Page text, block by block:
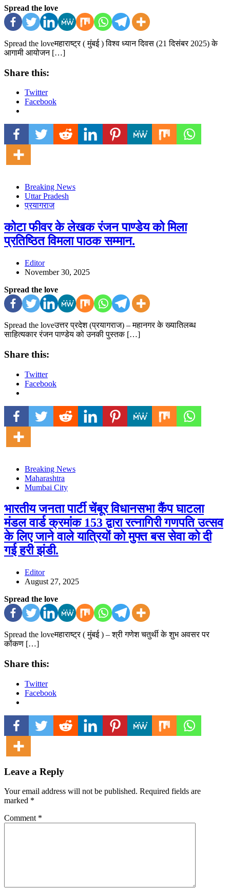
Spread the love
Spread the loveमहाराष्ट्र ( मुंबई ) विश्व ध्यान दिवस (21 दिसंबर 2025) के
आगामी आयोजन […]
Share this:
Twitter
Facebook
Breaking News
Uttar Pradesh
प्रयागराज
कोटा फीवर के लेखक रंजन पाण्डेय को मिला
प्रतिष्ठित विमला पाठक सम्मान.
Editor
November 30, 2025
Spread the love
Spread the loveउत्तर प्रदेश (प्रयागराज) – महानगर के ख्यातिलब्ध
साहित्यकार रंजन पाण्डेय को उनकी पुस्तक […]
Share this:
Twitter
Facebook
Breaking News
Maharashtra
Mumbai City
भारतीय जनता पार्टी चेंबूर विधानसभा कैंप घाटला
मंडल वार्ड क्रमांक 153 द्वारा रत्नागिरी गणपति उत्सव
के लिए जाने वाले यात्रियों को मुफ्त बस सेवा को दी
गई हरी झंडी.
Editor
August 27, 2025
Spread the love
Spread the loveमहाराष्ट्र ( मुंबई ) – श्री गणेश चतुर्थी के शुभ अवसर पर
कोंकण […]
Share this:
Twitter
Facebook
Leave a Reply
Your email address will not be published. Required fields are
marked *
Comment *